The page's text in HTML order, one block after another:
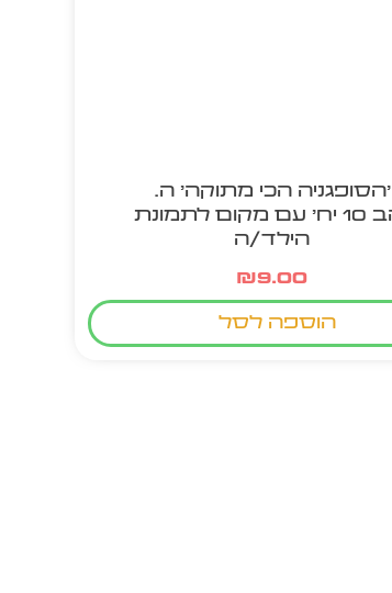
'הסופגניה הכי מתוקה' ה.
זהב 10 יח' עם מקום לתמונת
הילד/ה
₪9.00
הוספה לסל